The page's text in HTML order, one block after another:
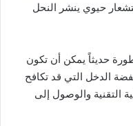
حيوي ينشر النحل
حديثاً يمكن أن تكون
الدخل التي قد تكافح
والوصول إلى